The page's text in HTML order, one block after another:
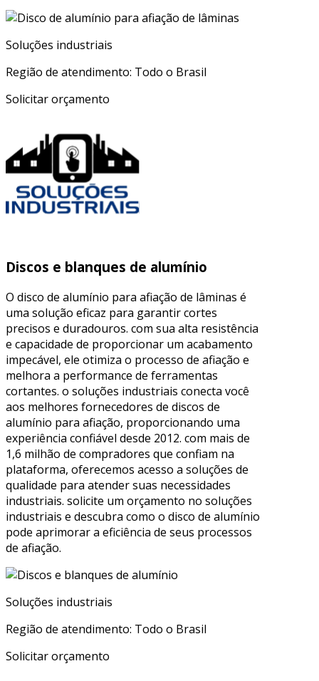
Soluções industriais
Região de atendimento: Todo o Brasil
Solicitar orçamento
Discos e blanques de alumínio
O disco de alumínio para afiação de lâminas é
uma solução eficaz para garantir cortes
precisos e duradouros. com sua alta resistência
e capacidade de proporcionar um acabamento
impecável, ele otimiza o processo de afiação e
melhora a performance de ferramentas
cortantes. o soluções industriais conecta você
aos melhores fornecedores de discos de
alumínio para afiação, proporcionando uma
experiência confiável desde 2012. com mais de
1,6 milhão de compradores que confiam na
plataforma, oferecemos acesso a soluções de
qualidade para atender suas necessidades
industriais. solicite um orçamento no soluções
industriais e descubra como o disco de alumínio
pode aprimorar a eficiência de seus processos
de afiação.
Soluções industriais
Região de atendimento: Todo o Brasil
Solicitar orçamento